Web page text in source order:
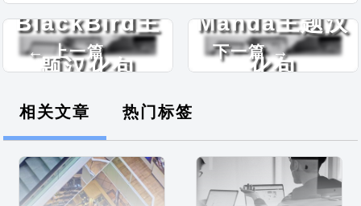
← 上一篇
BlackBird主
题汉化包
下一篇 →
Manda主题汉
化包
相关文章 热门标签